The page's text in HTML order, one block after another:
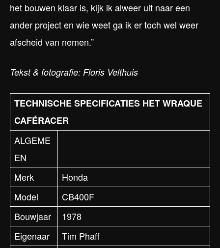
het bouwen klaar is, kijk ik alweer uit naar een
ander project en wie weet ga ik er toch wel weer
afscheid van nemen.”
Tekst & fotografie: Floris Velthuis
TECHNISCHE SPECIFICATIES HET WRAQUE
CAFÉRACER
ALGEME
EN
Merk
Honda
Model
CB400F
Bouwjaar
1978
Eigenaar
Tim Phaff